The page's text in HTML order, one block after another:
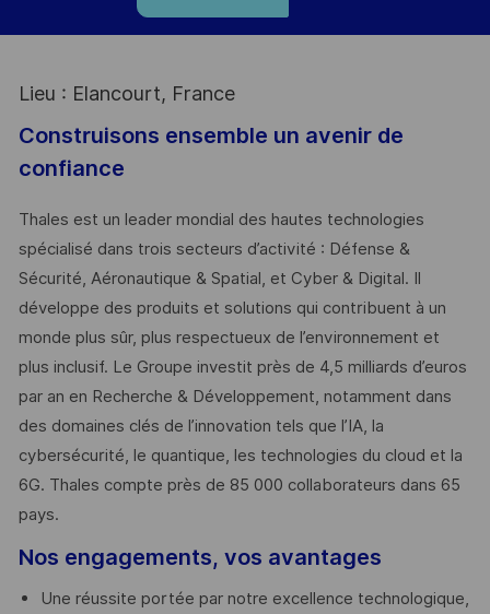
Lieu : Elancourt, France
Construisons ensemble un avenir de
confiance
Thales est un leader mondial des hautes technologies
spécialisé dans trois secteurs d’activité : Défense &
Sécurité, Aéronautique & Spatial, et Cyber & Digital. Il
développe des produits et solutions qui contribuent à un
monde plus sûr, plus respectueux de l’environnement et
plus inclusif. Le Groupe investit près de 4,5 milliards d’euros
par an en Recherche & Développement, notamment dans
des domaines clés de l’innovation tels que l’IA, la
cybersécurité, le quantique, les technologies du cloud et la
6G. Thales compte près de 85 000 collaborateurs dans 65
pays. ​
Nos engagements, vos avantages
Une réussite portée par notre excellence technologique,